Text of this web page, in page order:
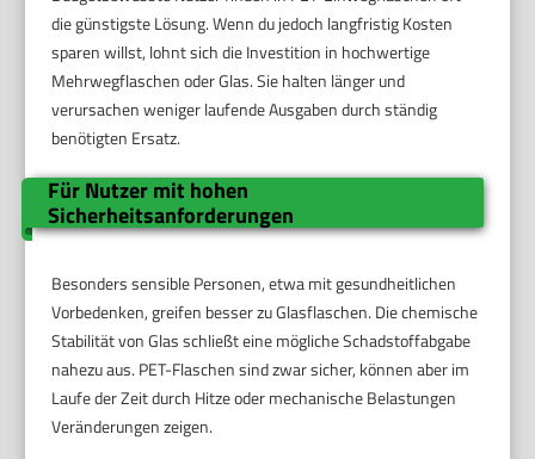
die günstigste Lösung. Wenn du jedoch langfristig Kosten
sparen willst, lohnt sich die Investition in hochwertige
Mehrwegflaschen oder Glas. Sie halten länger und
verursachen weniger laufende Ausgaben durch ständig
benötigten Ersatz.
Für Nutzer mit hohen
Sicherheitsanforderungen
Besonders sensible Personen, etwa mit gesundheitlichen
Vorbedenken, greifen besser zu Glasflaschen. Die chemische
Stabilität von Glas schließt eine mögliche Schadstoffabgabe
nahezu aus. PET-Flaschen sind zwar sicher, können aber im
Laufe der Zeit durch Hitze oder mechanische Belastungen
Veränderungen zeigen.